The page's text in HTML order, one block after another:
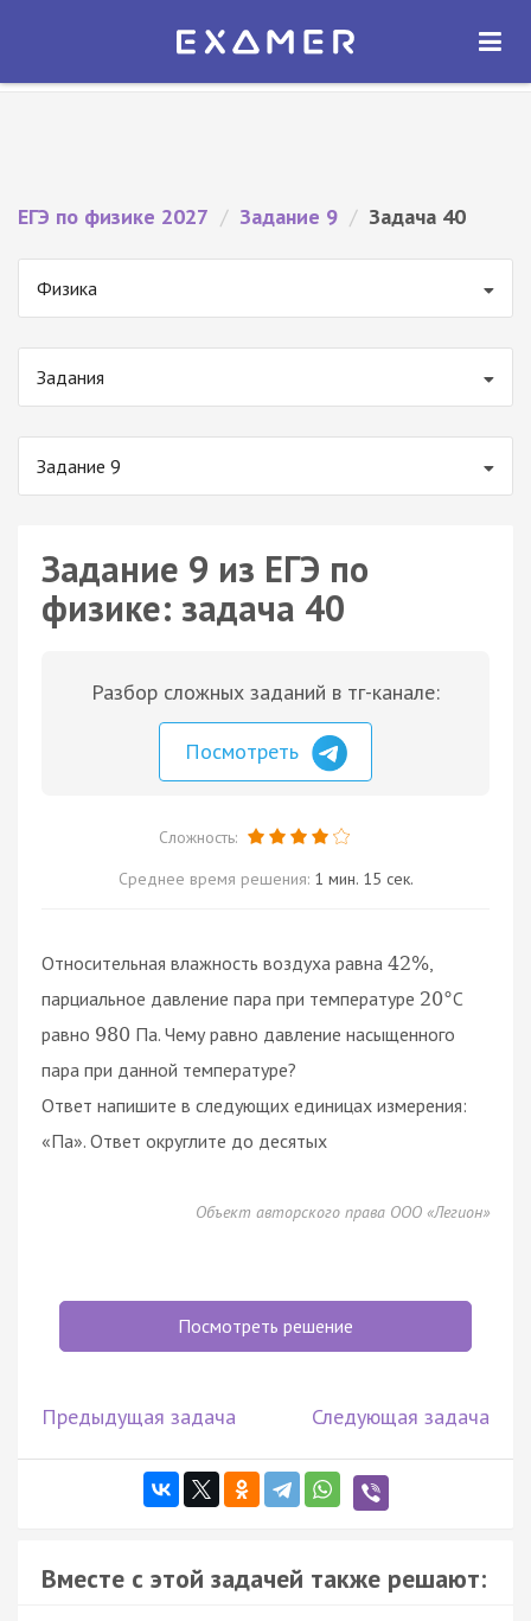
Экзамер — ЕГЭ 2027
ОТКРЫТЬ
ЕГЭ по физике 2027 / Задание 9 / Задача 40
Физика
Задания
Задание 9
Задание 9 из ЕГЭ по
физике: задача 40
Разбор сложных заданий в тг-канале:
Посмотреть
Сложность:
Среднее время решения: 1 мин. 15 сек.
Относительная влажность воздуха равна 42%
парциальное давление пара при температуре 20°С
равно 980 Па. Чему равно давление насыщенного
пара при данной температуре?
Ответ напишите в следующих единицах измерения:
«Па». Ответ округлите до десятых
Объект авторского права ООО «Легион»
Посмотреть решение
Предыдущая задача Следующая задача
Вместе с этой задачей также решают: